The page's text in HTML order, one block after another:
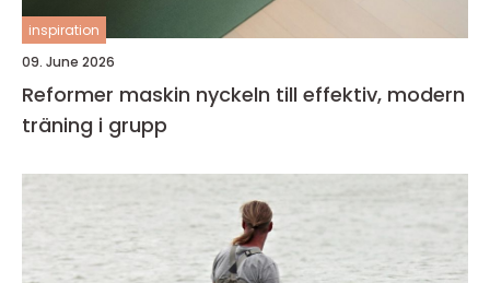
inspiration
09. June 2026
Reformer maskin nyckeln till effektiv, modern
träning i grupp